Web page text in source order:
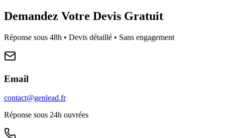
Demandez Votre Devis Gratuit
Réponse sous 48h • Devis détaillé • Sans engagement
Email
contact@genlead.fr
Réponse sous 24h ouvrées